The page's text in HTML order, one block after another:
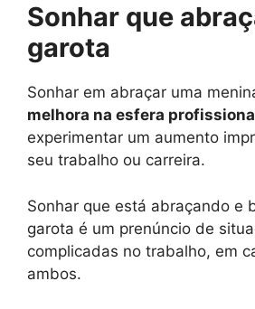
Sonhar que
garota
Sonhar em abraçar uma
melhora na esfera
experimentar um aumento
seu trabalho ou carreira.
Sonhar que está abraçando e
garota é um prenúncio de
complicadas no trabalho, em
ambos.